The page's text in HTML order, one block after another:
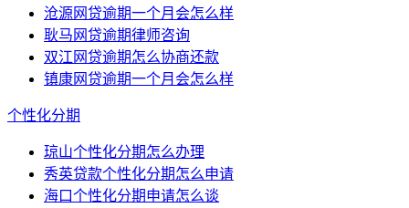
沧源网贷逾期一个月会怎么样
耿马网贷逾期律师咨询
双江网贷逾期怎么协商还款
镇康网贷逾期一个月会怎么样
个性化分期
琼山个性化分期怎么办理
秀英贷款个性化分期怎么申请
海口个性化分期申请怎么谈